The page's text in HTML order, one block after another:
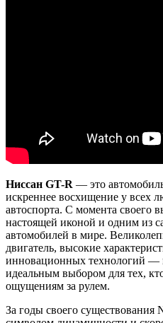
Ниссан GT-R — это
искреннее восхищение у всех
автоспорта. С момента своего
настоящей иконой и одним из
автомобилей в мире.
двигатель, высокие
инновационных технологий —
идеальным выбором для тех,
ощущениям за рулем.
За годы своего существования